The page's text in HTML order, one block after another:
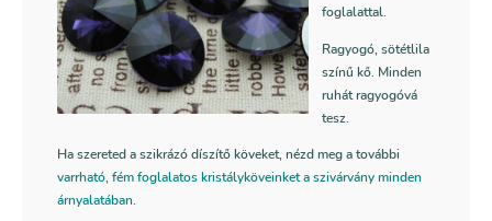
foglalattal.
Ragyogó, sötétlila
színű kő. Minden
ruhát ragyogóvá
tesz.
Ha szereted a szikrázó díszítő köveket, nézd meg a további
varrható, fém foglalatos kristályköveinket a szivárvány minden
árnyalatában.